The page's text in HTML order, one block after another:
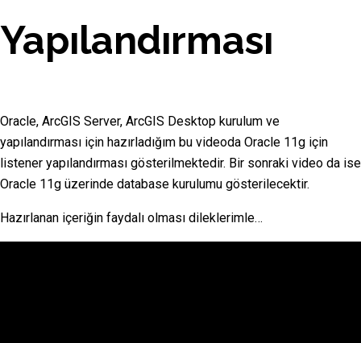
Yapılandırması
Oracle, ArcGIS Server, ArcGIS Desktop kurulum ve
yapılandırması için hazırladığım bu videoda Oracle 11g için
listener yapılandırması gösterilmektedir. Bir sonraki video da ise
Oracle 11g üzerinde database kurulumu gösterilecektir.
Hazırlanan içeriğin faydalı olması dileklerimle…